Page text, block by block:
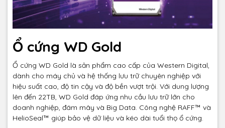
Ổ cứng WD Gold
Ổ cứng WD Gold là sản phẩm cao cấp của Western Digital,
dành cho máy chủ và hệ thống lưu trữ chuyên nghiệp với
hiệu suất cao, độ tin cậy và độ bền vượt trội. Với dung lượng
lên đến 22TB, WD Gold đáp ứng nhu cầu lưu trữ lớn cho
doanh nghiệp, đám mây và Big Data. Công nghệ RAFF™ và
HelioSeal™ giúp bảo vệ dữ liệu và kéo dài tuổi thọ ổ cứng.